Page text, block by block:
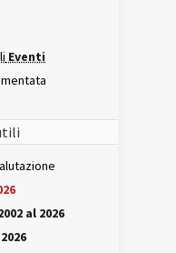
Eventi
al 2026